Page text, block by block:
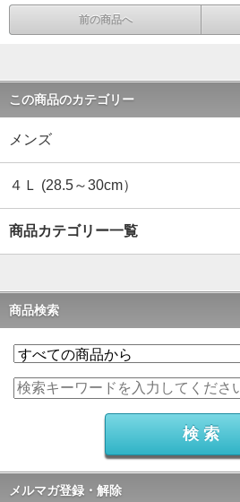
前の商品へ
この商品のカテゴリー
メンズ
４Ｌ (28.5～30cm）
商品カテゴリー一覧
商品検索
メルマガ登録・解除